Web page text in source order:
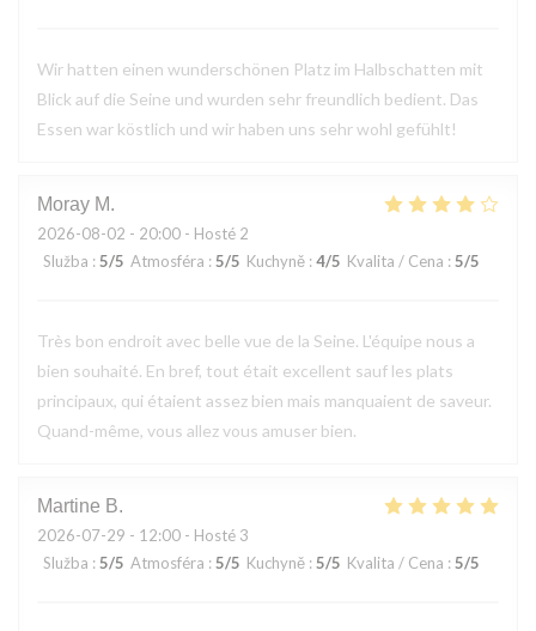
Wir hatten einen wunderschönen Platz im Halbschatten mit
Blick auf die Seine und wurden sehr freundlich bedient. Das
Essen war köstlich und wir haben uns sehr wohl gefühlt!
Moray M
2026-08-02 - 20:00 - Hosté 2
Služba : 5/5 Atmosféra : 5/5 Kuchyně : 4/5 Kvalita / Cena : 5/5
Très bon endroit avec belle vue de la Seine. L'équipe nous a
bien souhaité. En bref, tout était excellent sauf les plats
principaux, qui étaient assez bien mais manquaient de saveur.
Quand-même, vous allez vous amuser bien.
Martine B
2026-07-29 - 12:00 - Hosté 3
Služba : 5/5 Atmosféra : 5/5 Kuchyně : 5/5 Kvalita / Cena : 5/5